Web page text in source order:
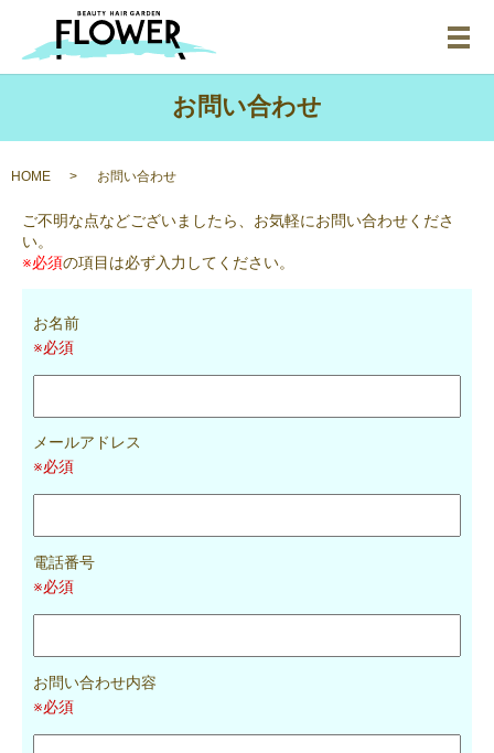
メ
お問い合わせ
HOME お問い合わせ
ご不明な点などございましたら、お気軽にお問い合わせくださ
い。
※必須の項目は必ず入力してください。
お名前
※必須
メールアドレス
※必須
電話番号
※必須
お問い合わせ内容
※必須